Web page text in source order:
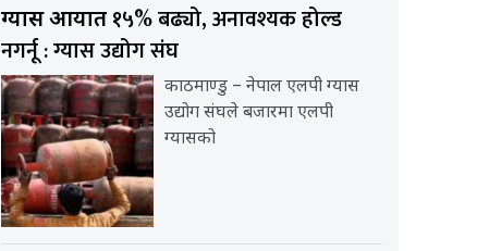
ग्यास आयात १५% बढ्यो, अनावश्यक होल्ड
नगर्नू : ग्यास उद्योग संघ
काठमाण्डु – नेपाल एलपी ग्यास
उद्योग संघले बजारमा एलपी
ग्यासको